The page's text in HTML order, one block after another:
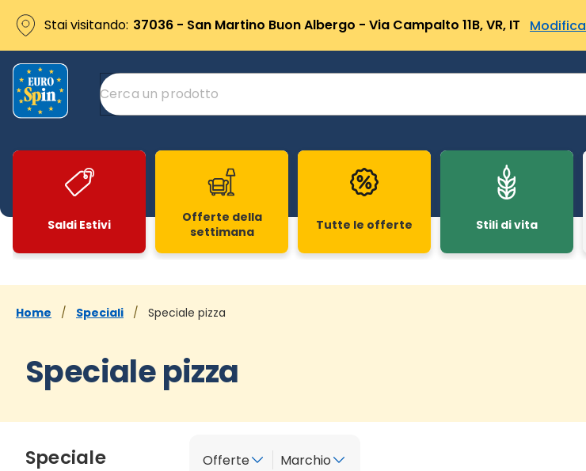
Stai visitando: 37036 - San Martino Buon Albergo - Via Campalto 11B, VR, IT Modifica
Saldi Estivi
Offerte della
settimana
Tutte le offerte Stili di vita
Home / Speciali / Speciale pizza
Speciale pizza
Speciale
Offerte Marchio